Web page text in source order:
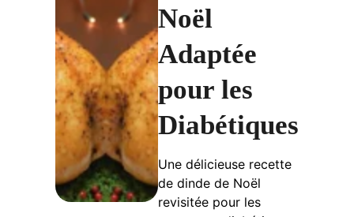
Noël
Adaptée
pour les
Diabétiques
Une délicieuse recette
de dinde de Noël
revisitée pour les